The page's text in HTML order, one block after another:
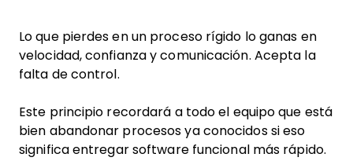
Lo que pierdes en un proceso rígido lo ganas en
velocidad, confianza y comunicación. Acepta la
falta de control.
Este principio recordará a todo el equipo que está
bien abandonar procesos ya conocidos si eso
significa entregar software funcional más rápido.